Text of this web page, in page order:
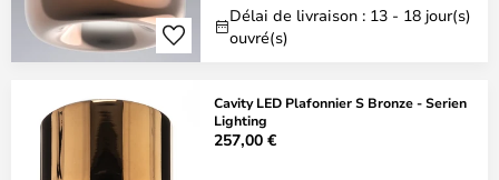
Délai de livraison : 13 - 18 jour(s)
ouvré(s)
Cavity LED Plafonnier S Bronze - Serien
Lighting
257,00 €